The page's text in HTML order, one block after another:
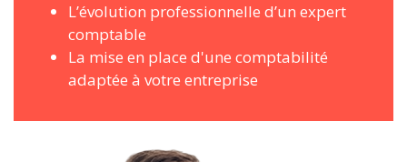
L’évolution professionnelle d’un expert
comptable
La mise en place d'une comptabilité
adaptée à votre entreprise